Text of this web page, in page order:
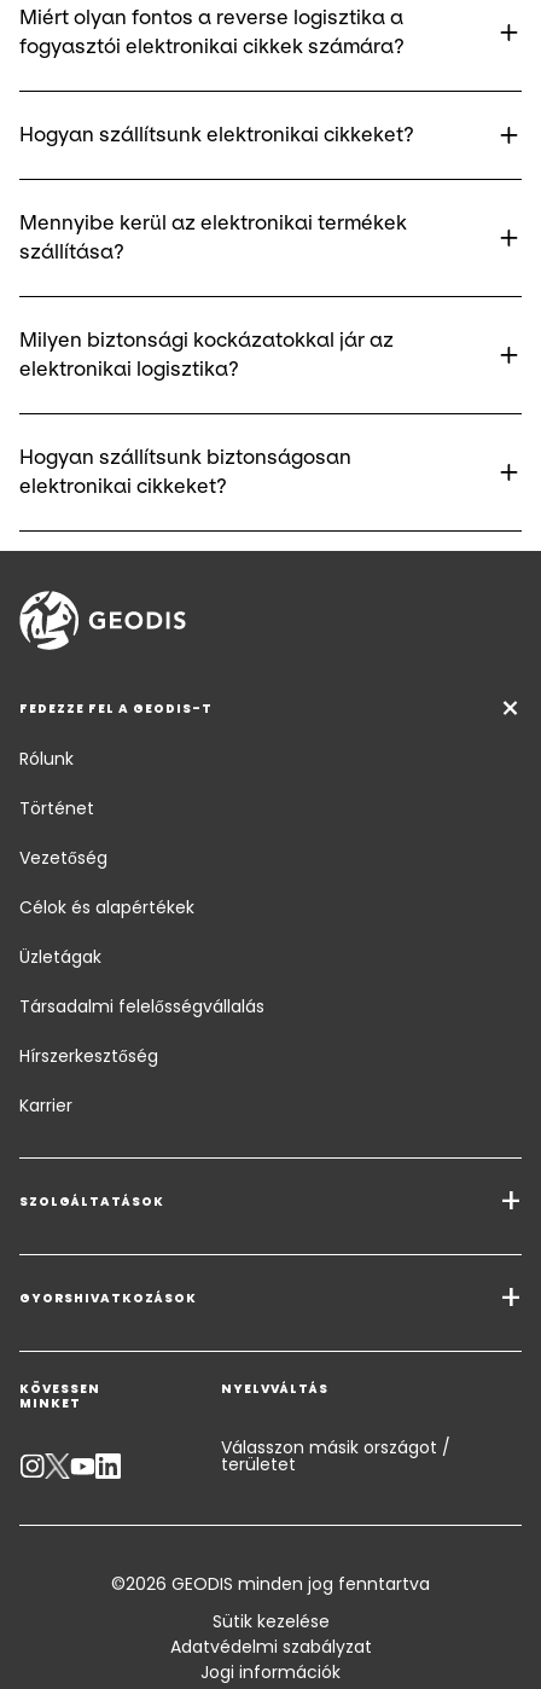
Miért olyan fontos a reverse logisztika a
fogyasztói elektronikai cikkek számára?
Hogyan szállítsunk elektronikai cikkeket?
Mennyibe kerül az elektronikai termékek
szállítása?
Milyen biztonsági kockázatokkal jár az
elektronikai logisztika?
Hogyan szállítsunk biztonságosan
elektronikai cikkeket?
FEDEZZE FEL A GEODIS-T
Rólunk
Történet
Vezetőség
Célok és alapértékek
Üzletágak
Társadalmi felelősségvállalás
Hírszerkesztőség
Karrier
SZOLGÁLTATÁSOK
Szállítási szolgáltatások
Teherszállítási megoldások
Raktározás és értéknövelő logisztikai megoldások
Ipari megoldások
GYORSHIVATKOZÁSOK
Kérjen árajánlatot
Kapcsolatfelvétel egy szakértővel
Kibocsátás kalkulátor
Általános kereskedelmi feltételek és tanúsítványok
KÖVESSEN
MINKET
NYELVVÁLTÁS
Válasszon másik országot /
területet
©2026 GEODIS minden jog fenntartva
Sütik kezelése
Adatvédelmi szabályzat
Jogi információk